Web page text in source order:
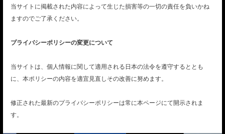
当サイトに掲載された内容によって生じた損害等の一切の責任を負いかね
ますのでご了承ください。
プライバシーポリシーの変更について
当サイトは、個人情報に関して適用される日本の法令を遵守するととも
に、本ポリシーの内容を適宜見直しその改善に努めます。
修正された最新のプライバシーポリシーは常に本ページにて開示されま
す。